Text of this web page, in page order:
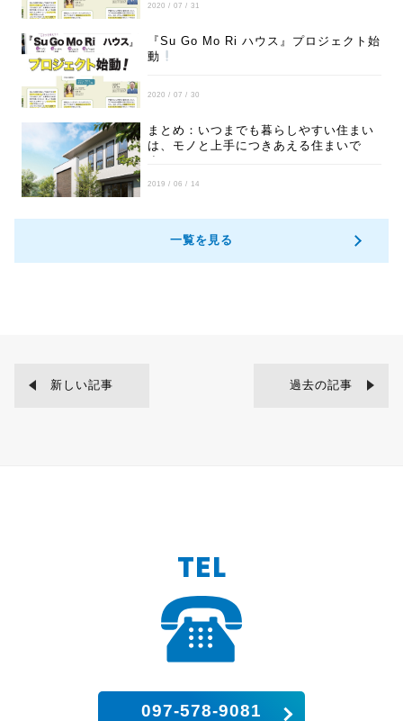
2020 / 07 / 31
『Su Go Mo Ri ハウス』プロジェクト始
動
2020 / 07 / 30
まとめ：いつまでも暮らしやすい住まい
は、モノと上手につきあえる住まいで
す。
2019 / 06 / 14
一覧を見る
新しい記事 過去の記事
TEL
097-578-9081